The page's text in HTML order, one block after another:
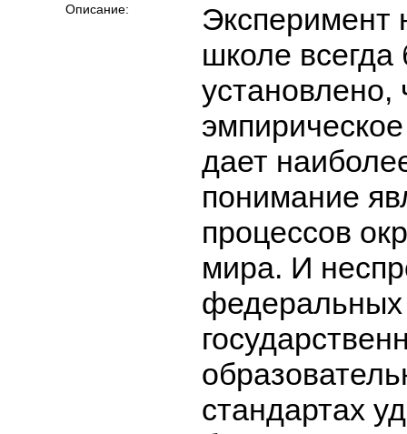
Описание:
Эксперимент
школе
установлено,
дает
понимание
процессов
мира. И
федеральных
стандартах